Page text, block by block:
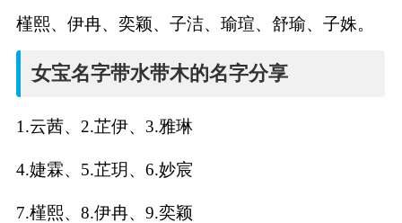
槿熙、伊冉、奕颖、子洁、瑜瑄、舒瑜、子姝。
女宝名字带水带木的名字分享
1.云茜、2.芷伊、3.雅琳
4.婕霖、5.芷玥、6.妙宸
7.槿熙、8.伊冉、9.奕颖